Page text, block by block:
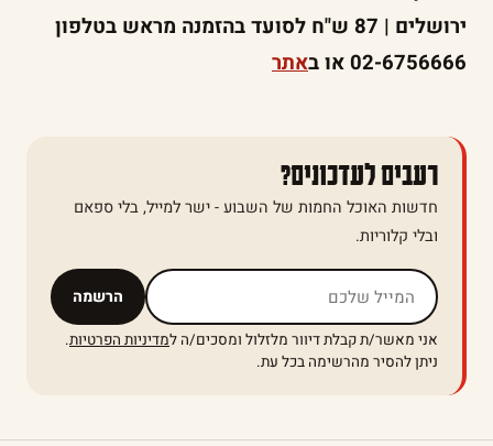
ירושלים | 87 ש"ח לסועד בהזמנה מראש בטלפון
02-6756666 או ב
אתר
רעבים לעדכונים?
חדשות האוכל החמות של השבוע - ישר למייל, בלי ספאם
ובלי קלוריות.
הרשמה אל תמלאו שדה זה
אני מאשר/ת קבלת דיוור מלזלול ומסכים/ה למדיניות הפרטיות.
ניתן להסיר מהרשימה בכל עת.